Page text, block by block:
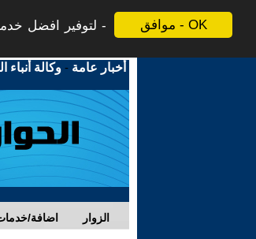
موافق - OK
لتوفير افضل
أخبار عامة -وكالة أنباء
اضافة/ الزوار